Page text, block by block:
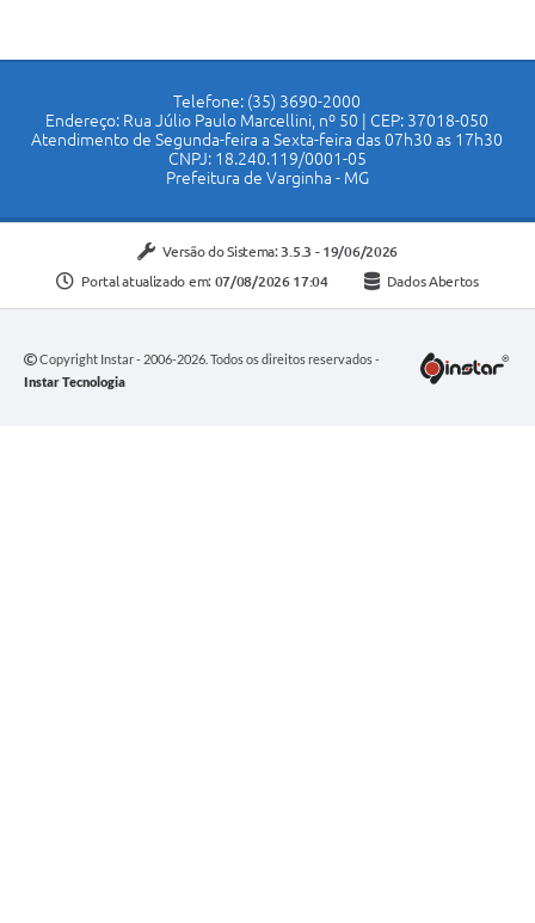
Telefone: (35) 3690-2000
Endereço: Rua Júlio Paulo Marcellini, nº 50 | CEP: 37018-050
Atendimento de Segunda-feira a Sexta-feira das 07h30 as 17h30
CNPJ: 18.240.119/0001-05
Prefeitura de Varginha - MG
Versão do Sistema: 3.5.3 - 19/06/2026
Portal atualizado em: 07/08/2026 17:04 Dados Abertos
Copyright Instar - 2006-2026. Todos os direitos reservados -
Instar Tecnologia